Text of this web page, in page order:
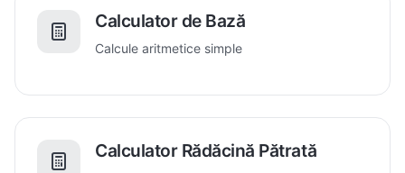
Calculator de Bază
Calcule aritmetice simple
Calculator Rădăcină Pătrată